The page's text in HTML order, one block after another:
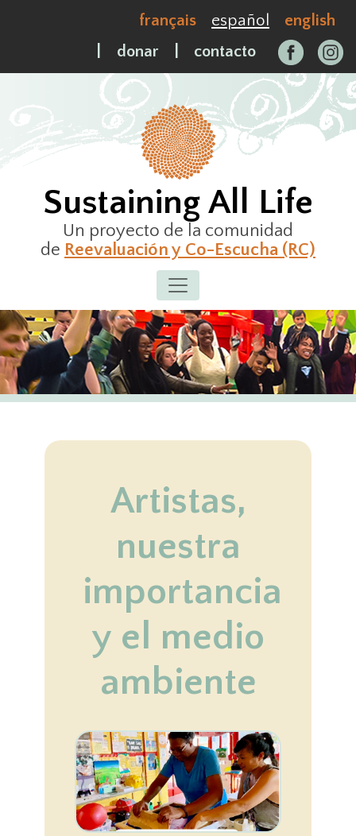
français español
english
donar contacto
Sustaining All Life
Un proyecto de la comunidad
de Reevaluación y Co-Escucha (RC)
Artistas,
nuestra
importancia
y el medio
ambiente